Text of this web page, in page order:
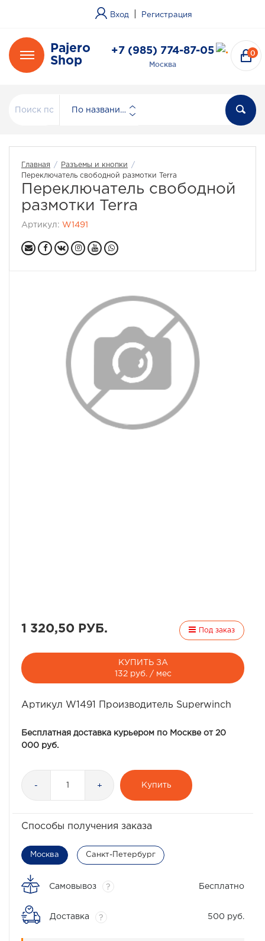
Вход Регистрация
Pajero
Shop
+7 (985) 774-87-05
Москва
0
По названию
Главная / Разъемы и кнопки
/
Переключатель свободной размотки Terra
Переключатель свободной
размотки Terra
Артикул: W1491
1 320,50 РУБ. Под заказ
КУПИТЬ ЗА
132 руб. / мес
Артикул W1491 Производитель Superwinch
Бесплатная доставка курьером по Москве от 20
000 руб.
- + Купить
Способы получения заказа
Москва Санкт-Петербург
Самовывоз ? Бесплатно
Доставка ? 500 руб.